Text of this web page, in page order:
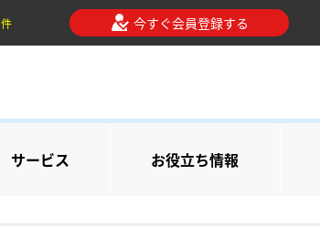
件 今すぐ会員登録する
サービス お役立ち情報